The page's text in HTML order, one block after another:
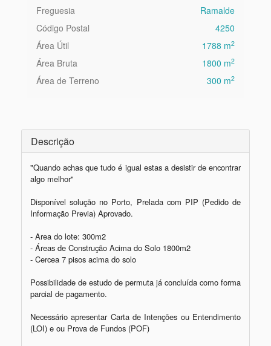
Freguesia
Ramalde
Código Postal
4250
Área Útil
1788 m2
Área Bruta 1800 m2
Área de Terreno 300 m2
Descrição
"Quando achas que tudo é igual estas a desistir de encontrar
algo melhor"
Disponível solução no Porto, Prelada com PIP (Pedido de
Informação Previa) Aprovado.
- Area do lote: 300m2
- Áreas de Construção Acima do Solo 1800m2
- Cercea 7 pisos acima do solo
Possibilidade de estudo de permuta já concluída como forma
parcial de pagamento.
Necessário apresentar Carta de Intenções ou Entendimento
(LOI) e ou Prova de Fundos (POF)